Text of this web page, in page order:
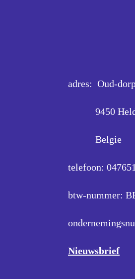
adres: Oud-
9450
Belgie
telefoon:
btw-nummer:
Nieuwsbrief